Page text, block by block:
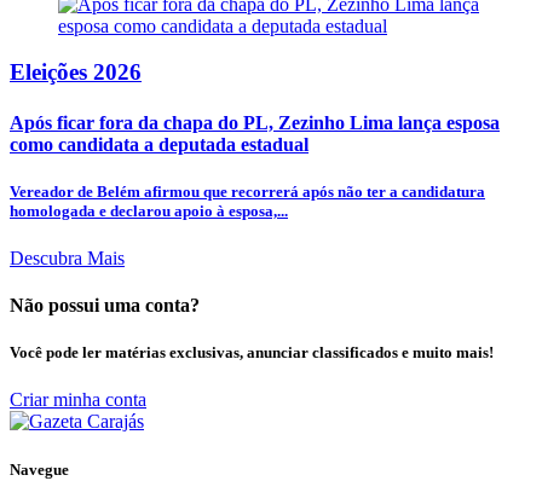
Eleições 2026
Após ficar fora da chapa do PL, Zezinho Lima lança esposa
como candidata a deputada estadual
Vereador de Belém afirmou que recorrerá após não ter a candidatura
homologada e declarou apoio à esposa,...
Descubra Mais
Não possui uma conta?
Você pode ler matérias exclusivas, anunciar classificados e muito mais!
Criar minha conta
Navegue